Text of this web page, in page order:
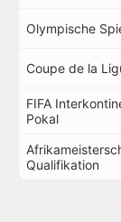
Olympische
Coupe de la
FIFA
Pokal
Qualifikation